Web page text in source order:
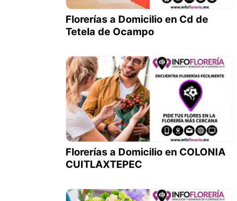
Florerías a Domicilio en Cd de
Tetela de Ocampo
Florerías a Domicilio en COLONIA
CUITLAXTEPEC